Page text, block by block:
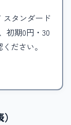
タンダード
初期0円・30
ださい。